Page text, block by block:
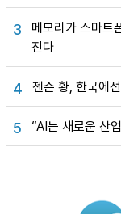
3
메모리가 스마트
진다
4 젠슨 황, 한국에
5 “AI는 새로운 산